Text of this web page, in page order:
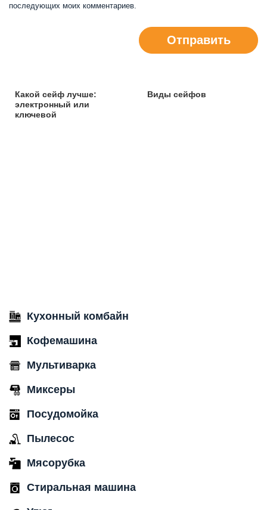
последующих моих комментариев.
Отправить
Какой сейф лучше:
электронный или
ключевой
Виды сейфов
Кухонный комбайн
Кофемашина
Мультиварка
Миксеры
Посудомойка
Пылесос
Мясорубка
Стиральная машина